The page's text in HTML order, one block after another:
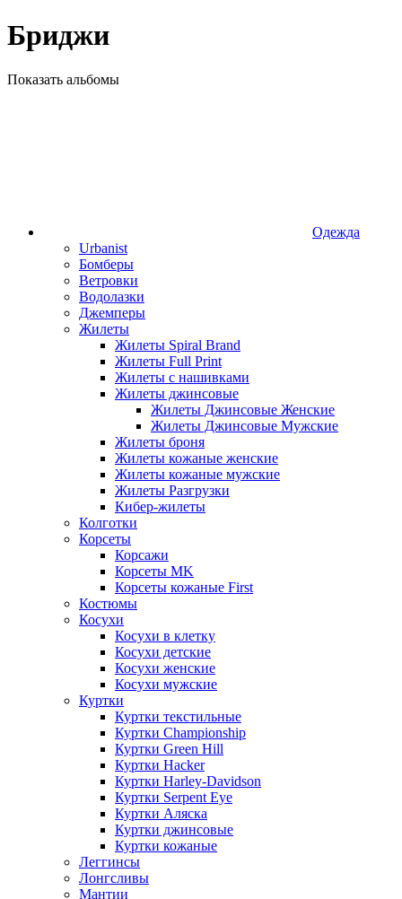
Бриджи
Показать альбомы
Одежда
Urbanist
Бомберы
Ветровки
Водолазки
Джемперы
Жилеты
Жилеты Spiral Brand
Жилеты Full Print
Жилеты с нашивками
Жилеты джинсовые
Жилеты Джинсовые Женские
Жилеты Джинсовые Мужские
Жилеты броня
Жилеты кожаные женские
Жилеты кожаные мужские
Жилеты Разгрузки
Кибер-жилеты
Колготки
Корсеты
Корсажи
Корсеты MK
Корсеты кожаные First
Костюмы
Косухи
Косухи в клетку
Косухи детские
Косухи женские
Косухи мужские
Куртки
Куртки текстильные
Куртки Championship
Куртки Green Hill
Куртки Hacker
Куртки Harley-Davidson
Куртки Serpent Eye
Куртки Аляска
Куртки джинсовые
Куртки кожаные
Леггинсы
Лонгсливы
Мантии